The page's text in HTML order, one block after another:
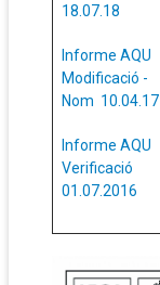
18.07.18
Informe AQU
Modificació -
Nom 10.04.17
Informe AQU
Verificació
01.07.2016